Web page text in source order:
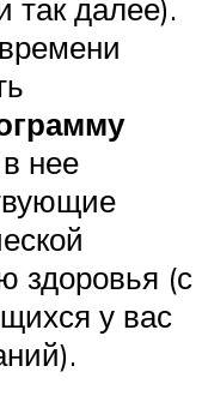
так далее).
нее
здоровья (с
у вас